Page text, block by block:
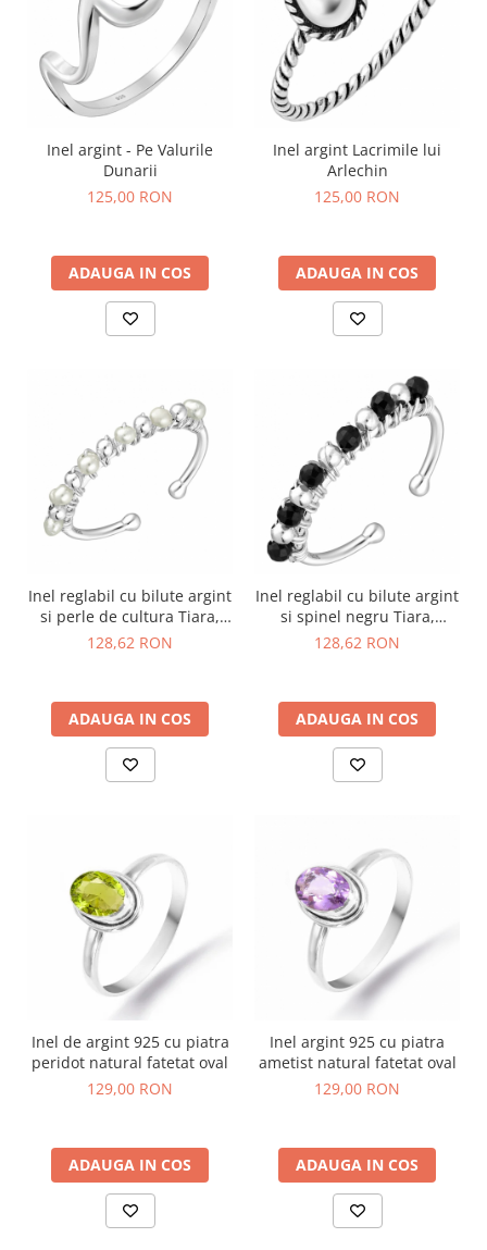
Inel argint - Pe Valurile
Dunarii
125,00 RON
ADAUGA IN COS
Inel argint Lacrimile lui
Arlechin
125,00 RON
ADAUGA IN COS
Inel reglabil cu bilute argint
si perle de cultura Tiara,
marime 50-54
128,62 RON
ADAUGA IN COS
Inel reglabil cu bilute argint
si spinel negru Tiara,
marime 48-53
128,62 RON
ADAUGA IN COS
Inel de argint 925 cu piatra
peridot natural fatetat oval
129,00 RON
ADAUGA IN COS
Inel argint 925 cu piatra
ametist natural fatetat oval
129,00 RON
ADAUGA IN COS